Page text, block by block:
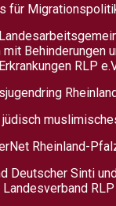
für
Behinderungen
Erkrankungen RLP
Rheinland-
Deutscher Sinti
Landesverband RLP